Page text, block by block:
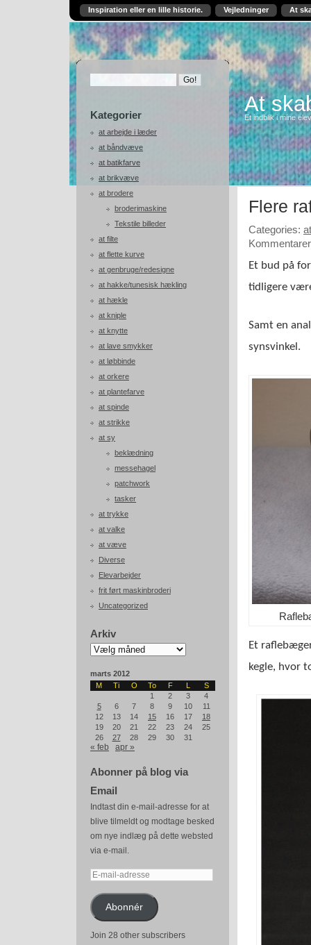
Inspiration eller en lille historie. Vejledninger At
Kategorier
at arbejde i læder
at båndvæve
at batikfarve
at brikvæve
at brodere
broderimaskine
Tekstile billeder
at filte
at flette kurve
at genbruge/redesigne
at hakke/tunesisk hækling
at hækle
at kniple
at knytte
at lave smykker
at løbbinde
at orkere
at plantefarve
at spinde
at strikke
at sy
beklædning
messehagel
patchwork
tasker
at trykke
at valke
at væve
Diverse
Elevarbejder
frit ført maskinbroderi
Uncategorized
Arkiv
Arkiv
marts 2012
M
Ti O To F L
S
1
2 3
4
5
6 7 8 9 10
11
12
13 14 15 16 17
18
19
20 21 22 23 24
25
26
27 28 29 30 31
« feb apr »
Abonner på blog via
Email
Indtast din e-mail-adresse for at
blive tilmeldt og modtage besked
om nye indlæg på dette websted
via e-mail.
E-
adresseAbonnér
Join 28 other subscribers
At
Et indblik i mine
Flere
Categories:
Et bud på
tidligere
Samt en
synsvinkel.
Et
kegle, hvor